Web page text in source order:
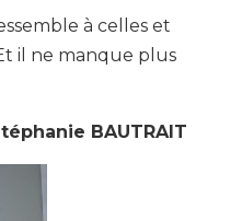
à celles et
il ne manque plus
BAUTRAIT